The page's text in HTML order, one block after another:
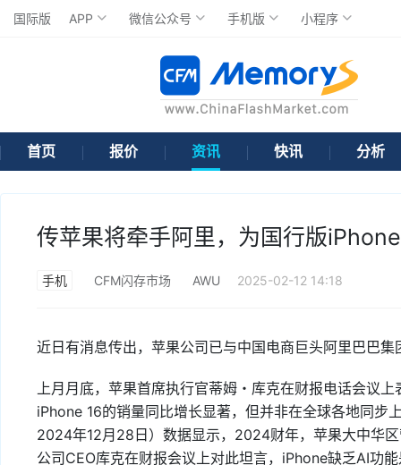
国际版 APP 微信公众号 手机版 小程序
首页 报价 资讯 快讯 分析
传苹果将牵手阿里，为国行版
手机 CFM闪存市场 AWU 2025-02-12 14:18
近日有消息传出，苹果公司已与中国电商巨头阿里巴巴
上月月底，苹果首席执行官蒂姆・库克在财报电话会议
iPhone 16的销量同比增长显著，但并非在全球各地同
2024年12月28日）数据显示，2024财年，苹果大中华
公司CEO库克在财报会议上对此坦言，iPhone缺乏AI功